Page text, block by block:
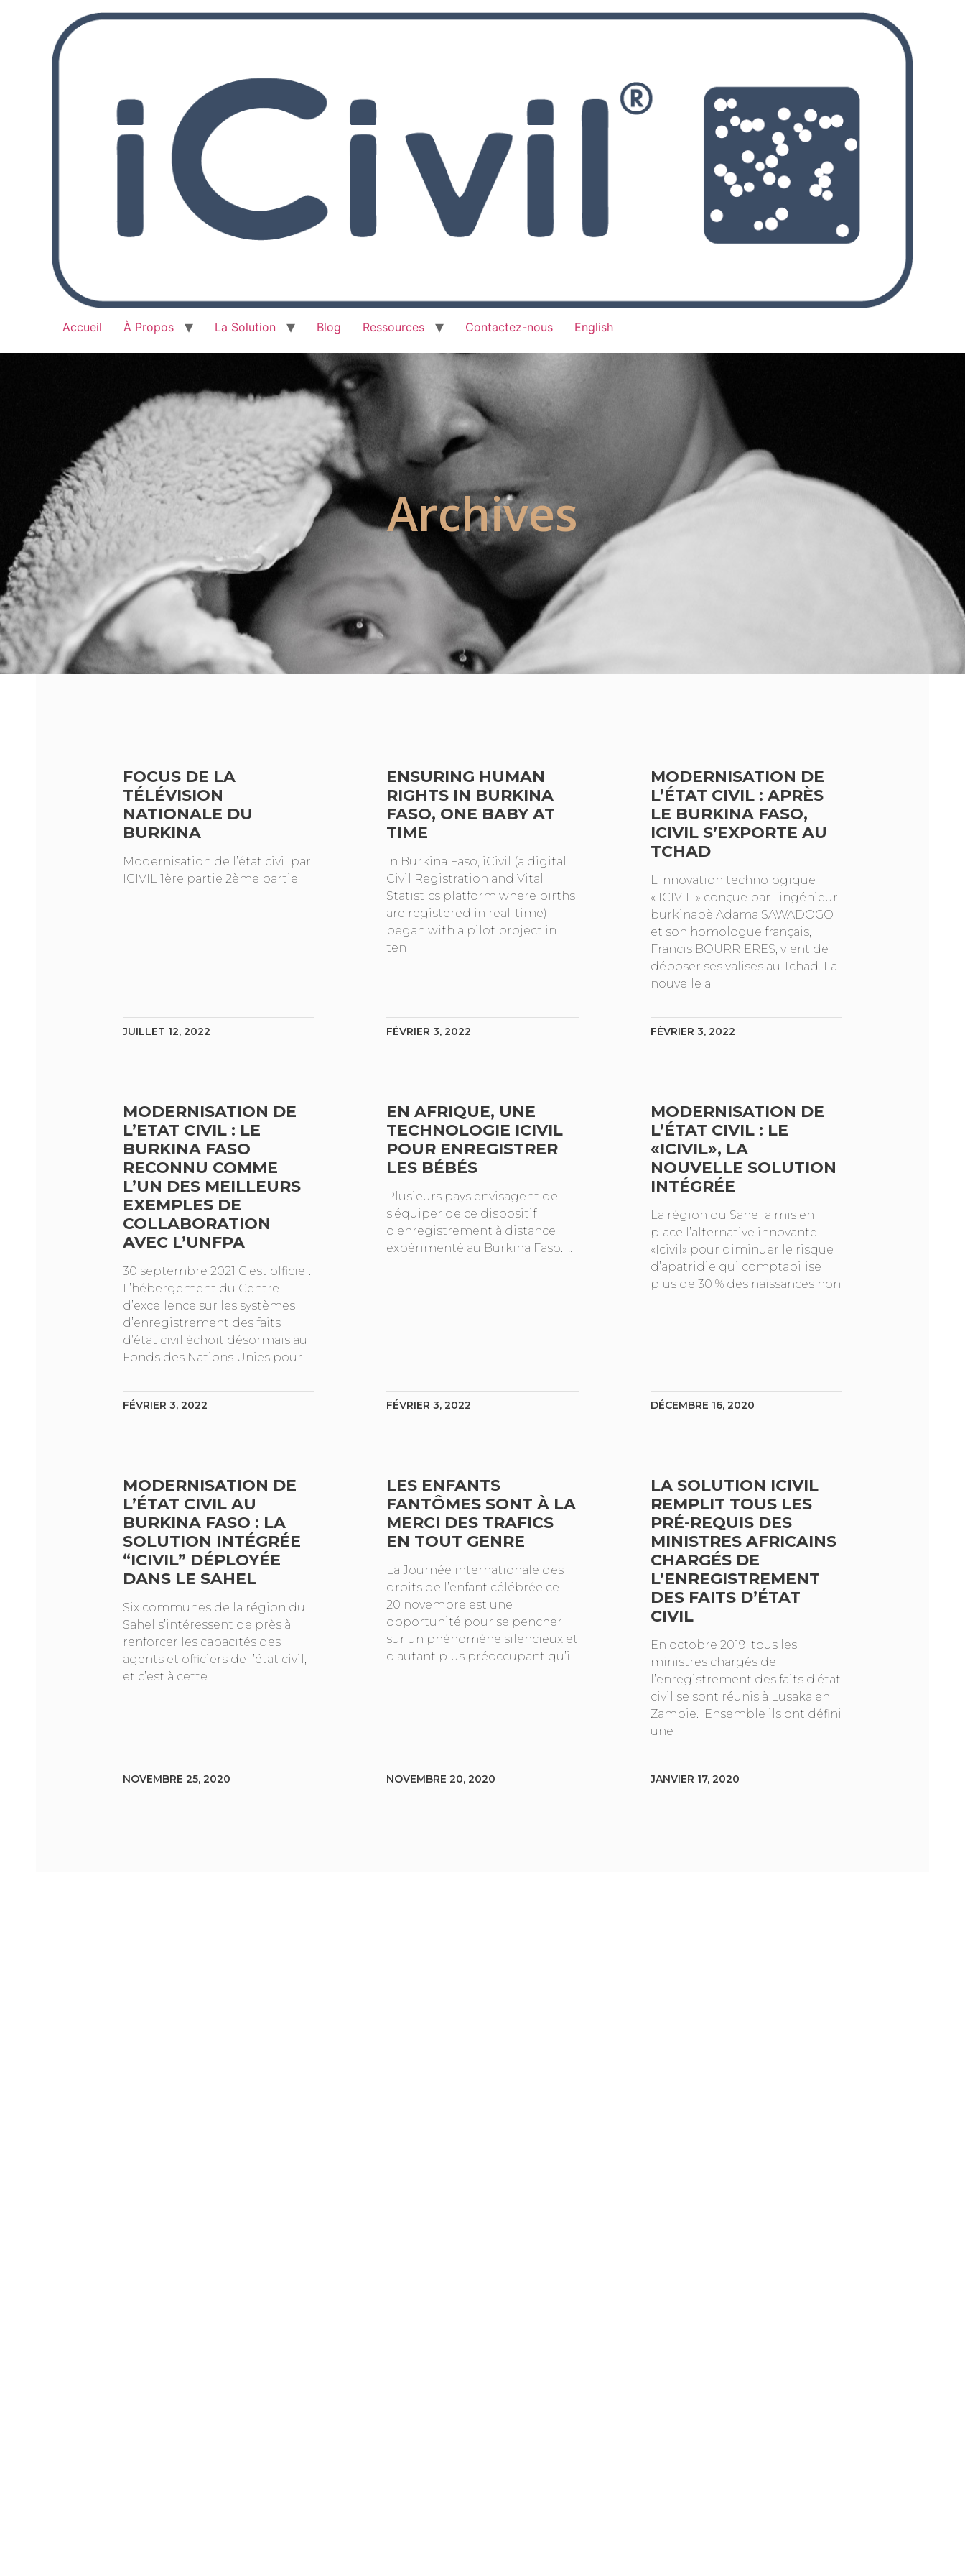
Accueil À Propos La Solution Blog Ressources Contactez-nous English
Archives
FOCUS DE LA
TÉLÉVISION
NATIONALE DU
BURKINA
Modernisation de l’état civil par
ICIVIL 1ère partie 2ème partie
JUILLET 12, 2022
ENSURING HUMAN
RIGHTS IN BURKINA
FASO, ONE BABY AT
TIME
In Burkina Faso, iCivil (a digital
Civil Registration and Vital
Statistics platform where births
are registered in real-time)
began with a pilot project in
ten
FÉVRIER 3, 2022
MODERNISATION DE
L’ÉTAT CIVIL : APRÈS
LE BURKINA FASO,
ICIVIL S’EXPORTE AU
TCHAD
L’innovation technologique
« ICIVIL » conçue par l’ingénieur
burkinabè Adama SAWADOGO
et son homologue français,
Francis BOURRIERES, vient de
déposer ses valises au Tchad. La
nouvelle a
FÉVRIER 3, 2022
MODERNISATION DE
L’ETAT CIVIL : LE
BURKINA FASO
RECONNU COMME
L’UN DES MEILLEURS
EXEMPLES DE
COLLABORATION
AVEC L’UNFPA
30 septembre 2021 C’est officiel.
L’hébergement du Centre
d’excellence sur les systèmes
d’enregistrement des faits
d’état civil échoit désormais au
Fonds des Nations Unies pour
FÉVRIER 3, 2022
EN AFRIQUE, UNE
TECHNOLOGIE ICIVIL
POUR ENREGISTRER
LES BÉBÉS
Plusieurs pays envisagent de
s’équiper de ce dispositif
d’enregistrement à distance
expérimenté au Burkina Faso. …
FÉVRIER 3, 2022
MODERNISATION DE
L’ÉTAT CIVIL : LE
«ICIVIL», LA
NOUVELLE SOLUTION
INTÉGRÉE
La région du Sahel a mis en
place l’alternative innovante
«Icivil» pour diminuer le risque
d’apatridie qui comptabilise
plus de 30 % des naissances non
DÉCEMBRE 16, 2020
MODERNISATION DE
L’ÉTAT CIVIL AU
BURKINA FASO : LA
SOLUTION INTÉGRÉE
“ICIVIL” DÉPLOYÉE
DANS LE SAHEL
Six communes de la région du
Sahel s’intéressent de près à
renforcer les capacités des
agents et officiers de l’état civil,
et c’est à cette
NOVEMBRE 25, 2020
LES ENFANTS
FANTÔMES SONT À LA
MERCI DES TRAFICS
EN TOUT GENRE
La Journée internationale des
droits de l’enfant célébrée ce
20 novembre est une
opportunité pour se pencher
sur un phénomène silencieux et
d’autant plus préoccupant qu’il
NOVEMBRE 20, 2020
LA SOLUTION ICIVIL
REMPLIT TOUS LES
PRÉ-REQUIS DES
MINISTRES AFRICAINS
CHARGÉS DE
L’ENREGISTREMENT
DES FAITS D’ÉTAT
CIVIL
En octobre 2019, tous les
ministres chargés de
l’enregistrement des faits d’état
civil se sont réunis à Lusaka en
Zambie. Ensemble ils ont défini
une
JANVIER 17, 2020